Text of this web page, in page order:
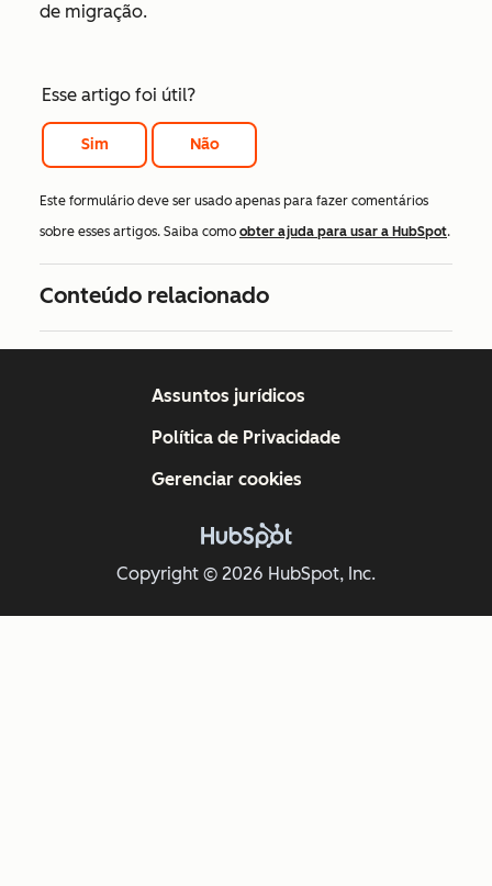
de migração.
Esse artigo foi útil?
Sim Não
Este formulário deve ser usado apenas para fazer comentários
sobre esses artigos. Saiba como obter ajuda para usar a HubSpot.
Conteúdo relacionado
Copyright © 2026 HubSpot, Inc.
Assuntos jurídicos
Política de Privacidade
Gerenciar cookies